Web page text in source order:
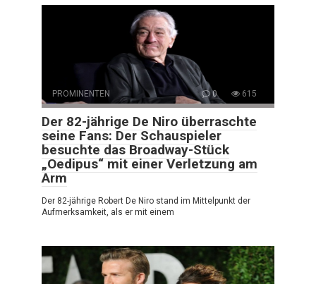
PROMINENTEN 0 615
Der 82-jährige De Niro überraschte
seine Fans: Der Schauspieler
besuchte das Broadway-Stück
„Oedipus“ mit einer Verletzung am
Arm
Der 82-jährige Robert De Niro stand im Mittelpunkt der
Aufmerksamkeit, als er mit einem